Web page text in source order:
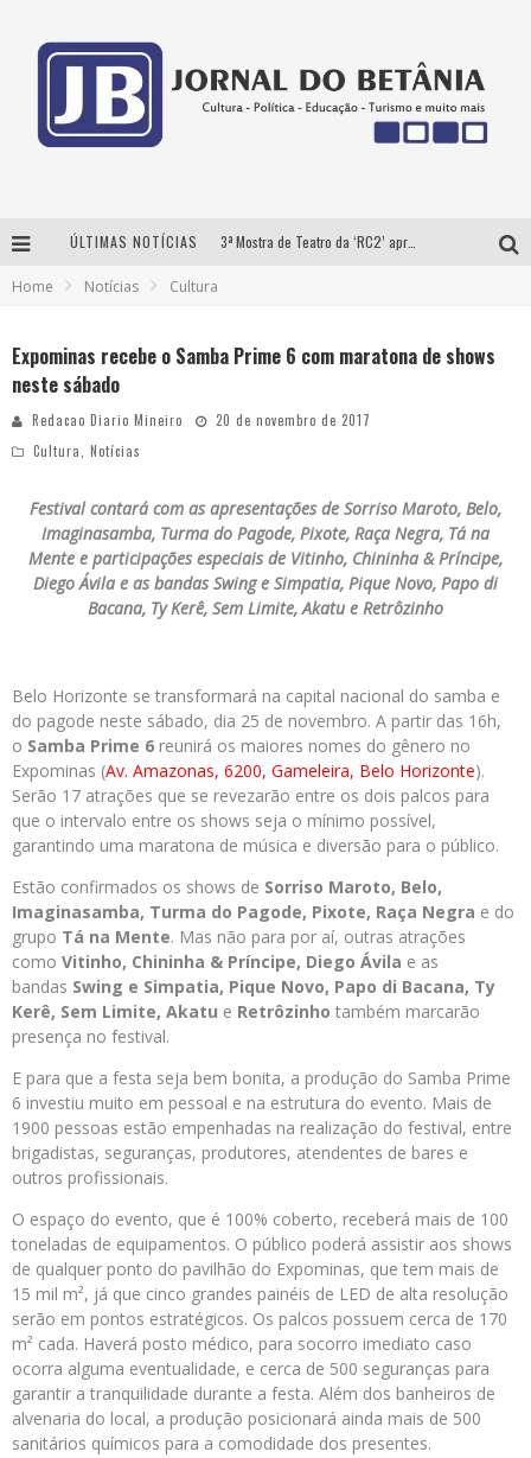
ÚLTIMAS NOTÍCIAS 3ª Mostra de Teatro da ‘RC2’ apresenta ‘seis espetáculos’ imperdíveis para o público ‘infantil e adulto’ assistir no conforto de casa pelo canal do Youtube
Home Notícias Cultura
Expominas recebe o Samba Prime 6 com maratona de shows
neste sábado
Redacao Diario Mineiro
20 de novembro de 2017
Cultura
Notícias
Festival contará com as apresentações de Sorriso Maroto, Belo,
Imaginasamba, Turma do Pagode, Pixote, Raça Negra, Tá na
Mente e participações especiais de Vitinho, Chininha & Príncipe,
Diego Ávila e as bandas Swing e Simpatia, Pique Novo, Papo di
Bacana, Ty Kerê, Sem Limite, Akatu e Retrôzinho
Belo Horizonte se transformará na capital nacional do samba e
do pagode neste sábado, dia 25 de novembro. A partir das 16h,
o Samba Prime 6 reunirá os maiores nomes do gênero no
Expominas (Av. Amazonas, 6200, Gameleira, Belo Horizonte).
Serão 17 atrações que se revezarão entre os dois palcos para
que o intervalo entre os shows seja o mínimo possível,
garantindo uma maratona de música e diversão para o público.
Estão confirmados os shows de Sorriso Maroto, Belo,
Imaginasamba, Turma do Pagode, Pixote, Raça Negra e do
grupo Tá na Mente. Mas não para por aí, outras atrações
como Vitinho, Chininha & Príncipe, Diego Ávila e as
bandas Swing e Simpatia, Pique Novo, Papo di Bacana, Ty
Kerê, Sem Limite, Akatu e Retrôzinho também marcarão
presença no festival.
E para que a festa seja bem bonita, a produção do Samba Prime
6 investiu muito em pessoal e na estrutura do evento. Mais de
1900 pessoas estão empenhadas na realização do festival, entre
brigadistas, seguranças, produtores, atendentes de bares e
outros profissionais.
O espaço do evento, que é 100% coberto, receberá mais de 100
toneladas de equipamentos. O público poderá assistir aos shows
de qualquer ponto do pavilhão do Expominas, que tem mais de
15 mil m², já que cinco grandes painéis de LED de alta resolução
serão em pontos estratégicos. Os palcos possuem cerca de 170
m² cada. Haverá posto médico, para socorro imediato caso
ocorra alguma eventualidade, e cerca de 500 seguranças para
garantir a tranquilidade durante a festa. Além dos banheiros de
alvenaria do local, a produção posicionará ainda mais de 500
sanitários químicos para a comodidade dos presentes.